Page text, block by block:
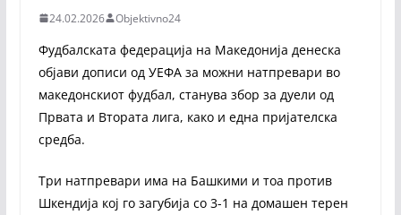
24.02.2026 Objektivno24
Фудбалската федерација на Македонија денеска
објави дописи од УЕФА за можни натпревари во
македонскиот фудбал, станува збор за дуели од
Првата и Втората лига, како и една пријателска
средба.
Три натпревари има на Башкими и тоа против
Шкендија кој го загубија со 3-1 на домашен терен